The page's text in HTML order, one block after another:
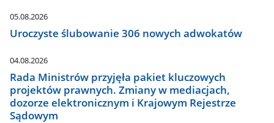
05.08.2026
Uroczyste ślubowanie 306 nowych adwokatów
04.08.2026
Rada Ministrów przyjęła pakiet kluczowych
projektów prawnych. Zmiany w mediacjach,
dozorze elektronicznym i Krajowym Rejestrze
Sądowym